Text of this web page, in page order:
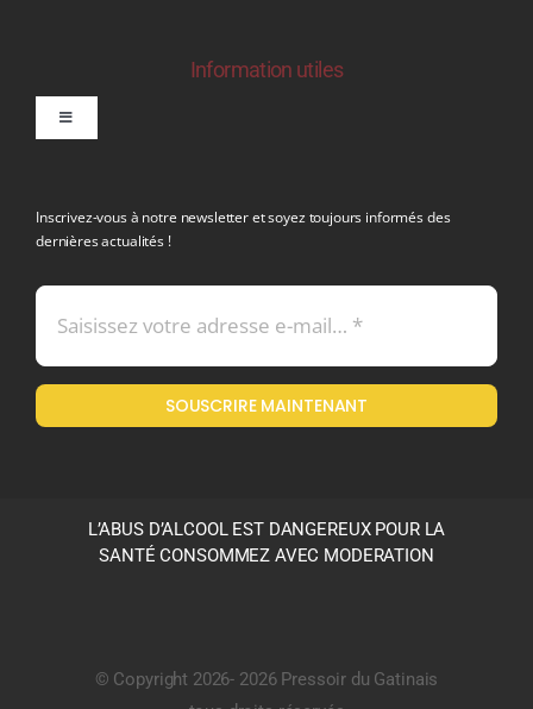
Information utiles
Toggle
Mentions légales
Politique en matière de remboursements et de retours
Inscrivez-vous à notre newsletter et soyez toujours informés des
dernières actualités !
SOUSCRIRE MAINTENANT
L’ABUS D’ALCOOL EST DANGEREUX POUR LA
SANTÉ CONSOMMEZ AVEC MODERATION
© Copyright 2026- 2026 Pressoir du Gatinais